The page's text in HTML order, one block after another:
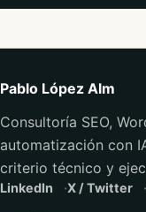
Pablo López Alm
Consultoría SEO,
automatización con
criterio técnico y
LinkedIn X / Twitter